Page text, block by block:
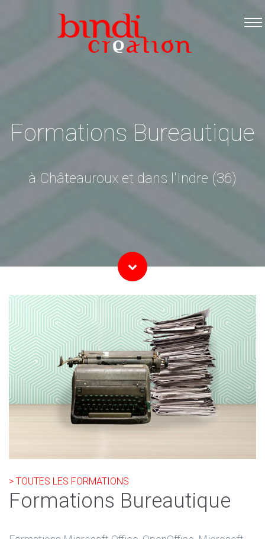
Accueil
Les formations
Contact
Formations Bureautique
à Châteauroux et dans l'Indre (36)
> TOUTES LES FORMATIONS
Formations Bureautique